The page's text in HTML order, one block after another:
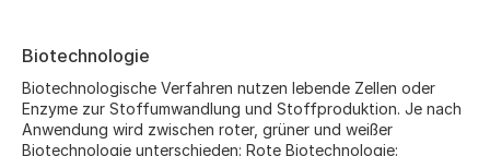
Biotechnologie
Biotechnologische Verfahren nutzen lebende Zellen oder
Enzyme zur Stoffumwandlung und Stoffproduktion. Je nach
Anwendung wird zwischen roter, grüner und weißer
Biotechnologie unterschieden: Rote Biotechnologie: